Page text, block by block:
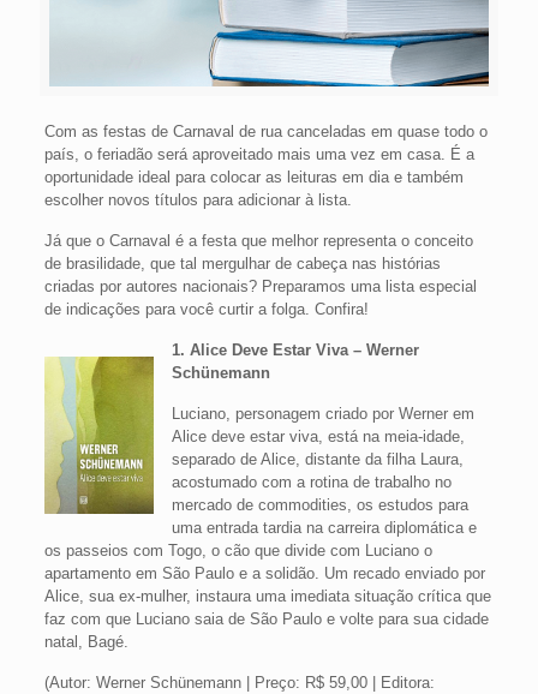
Com as festas de Carnaval de rua canceladas em quase todo o
país, o feriadão será aproveitado mais uma vez em casa. É a
oportunidade ideal para colocar as leituras em dia e também
escolher novos títulos para adicionar à lista.
Já que o Carnaval é a festa que melhor representa o conceito
de brasilidade, que tal mergulhar de cabeça nas histórias
criadas por autores nacionais? Preparamos uma lista especial
de indicações para você curtir a folga. Confira!
1. Alice Deve Estar Viva – Werner
Schünemann
Luciano, personagem criado por Werner em
Alice deve estar viva, está na meia-idade,
separado de Alice, distante da filha Laura,
acostumado com a rotina de trabalho no
mercado de commodities, os estudos para
uma entrada tardia na carreira diplomática e
os passeios com Togo, o cão que divide com Luciano o
apartamento em São Paulo e a solidão. Um recado enviado por
Alice, sua ex-mulher, instaura uma imediata situação crítica que
faz com que Luciano saia de São Paulo e volte para sua cidade
natal, Bagé.
(Autor: Werner Schünemann | Preço: R$ 59,00 | Editora: